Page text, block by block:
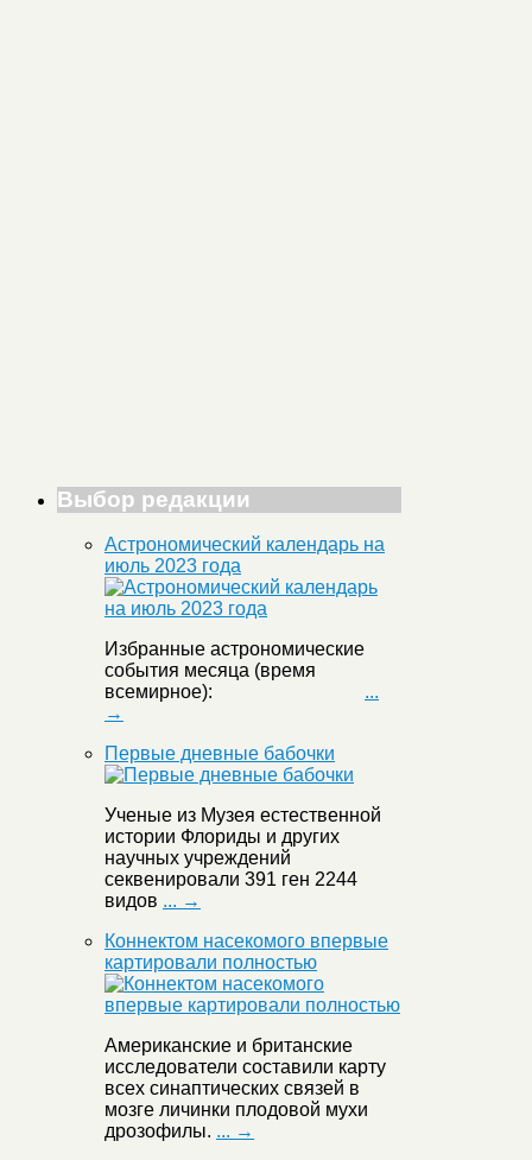
Выбор редакции
Астрономический календарь на
июль 2023 года
Избранные астрономические
события месяца (время
всемирное): ...
→
Первые дневные бабочки
Ученые из Музея естественной
истории Флориды и других
научных учреждений
секвенировали 391 ген 2244
видов ... →
Коннектом насекомого впервые
картировали полностью
Американские и британские
исследователи составили карту
всех синаптических связей в
мозге личинки плодовой мухи
дрозофилы. ... →